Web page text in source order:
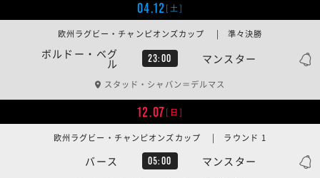
04.12[土]
ボルドー・ベグ
ル 23:00 マンスター
欧州ラグビー・チャンピオンズカップ | 準々決勝
スタッド・シャバン＝デルマス
12.07[日]
バース 05:00 マンスター
欧州ラグビー・チャンピオンズカップ | ラウンド 1